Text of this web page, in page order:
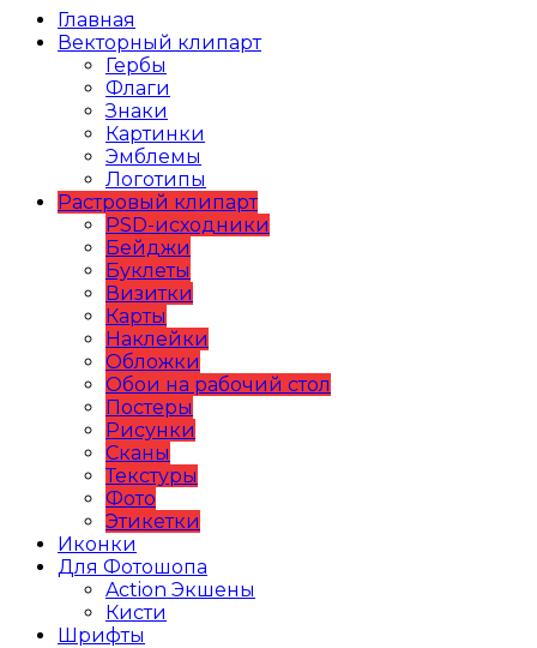
Главная
Векторный клипарт
Гербы
Флаги
Знаки
Картинки
Эмблемы
Логотипы
Растровый клипарт
PSD-исходники
Бейджи
Буклеты
Визитки
Карты
Наклейки
Обложки
Обои на рабочий стол
Постеры
Рисунки
Сканы
Текстуры
Фото
Этикетки
Иконки
Для Фотошопа
Action Экшены
Кисти
Шрифты